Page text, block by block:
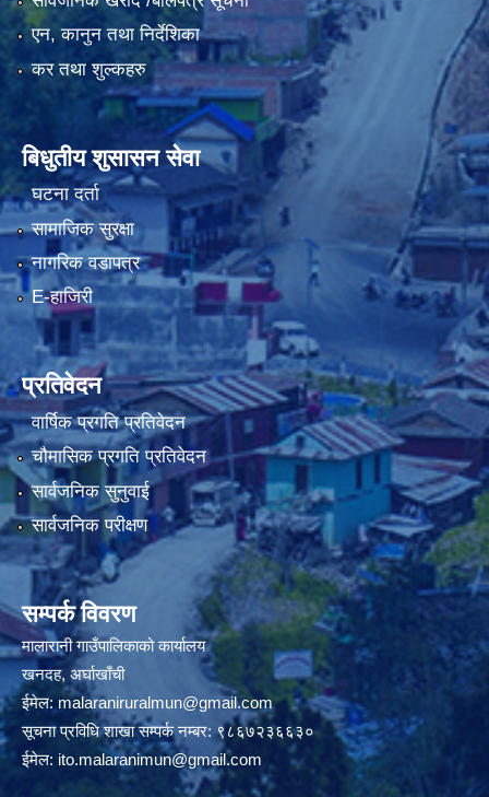
एन, कानुन तथा निर्देशिका
कर तथा शुल्कहरु
बिधुतीय शुसासन सेवा
घटना दर्ता
सामाजिक सुरक्षा
नागरिक वडापत्र
E-हाजिरी
प्रतिवेदन
वार्षिक प्रगति प्रतिवेदन
चौमासिक प्रगति प्रतिवेदन
सार्वजनिक सुनुवाई
सार्वजनिक परीक्षण
सम्पर्क विवरण
मालारानी गाउँपालिकाको कार्यालय
खनदह, अर्घाखाँची
ईमेल: malaraniruralmun@gmail.com
सूचना प्रविधि शाखा सम्पर्क नम्बर: ९८६७२३६६३०
ईमेल: ito.malaranimun@gmail.com